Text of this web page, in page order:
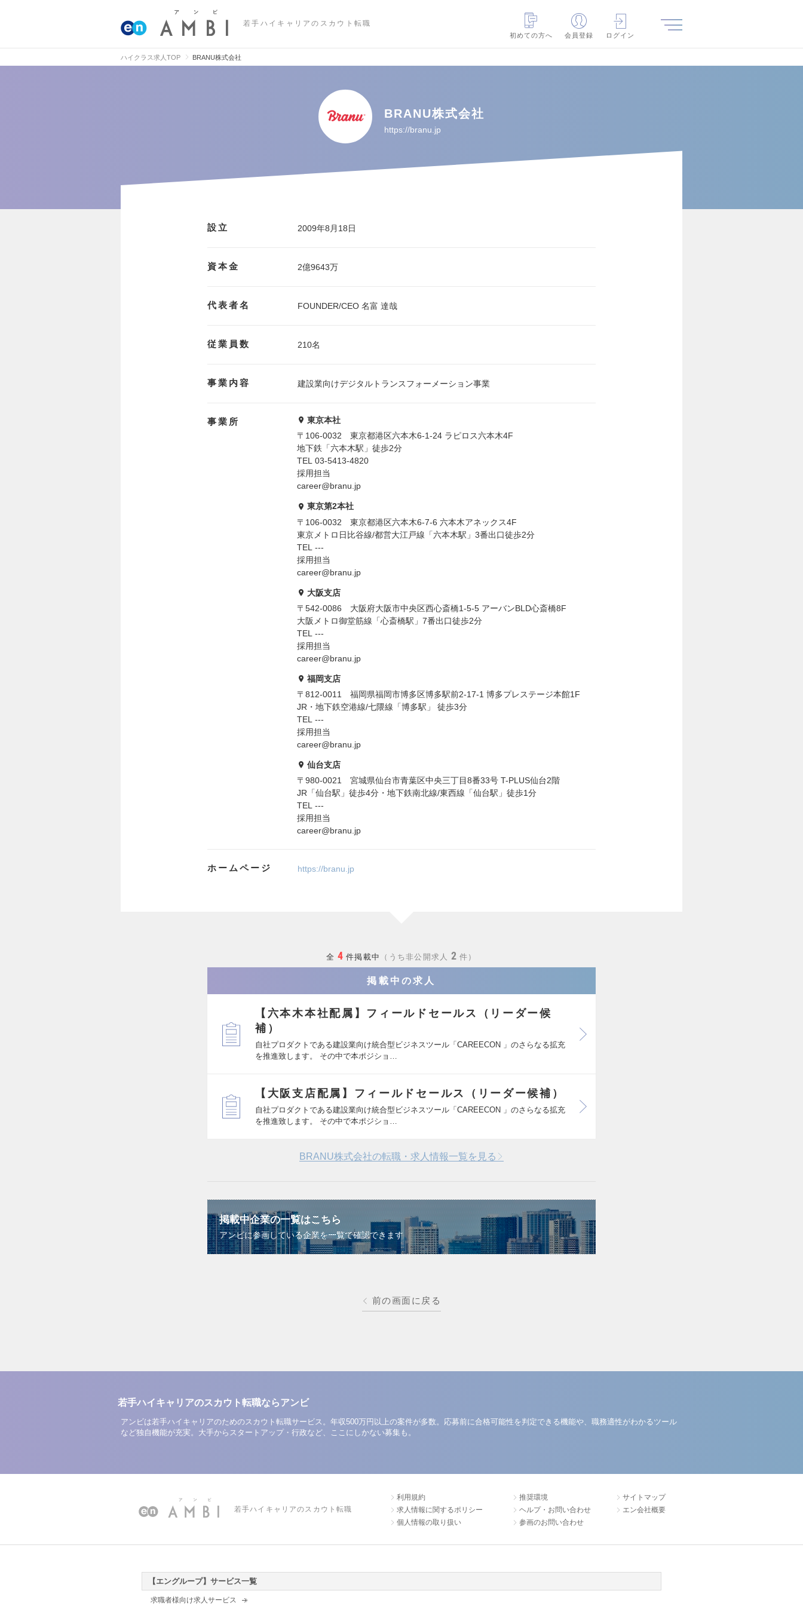
若手ハイキャリアのスカウト転職
初めての方へ
会員登録 ログイン
ハイクラス求人TOP BRANU株式会社
BRANU株式会社
https://branu.jp
設立 2009年8月18日
資本金 2億9643万
代表者名 FOUNDER/CEO 名富 達哉
従業員数 210名
事業内容 建設業向けデジタルトランスフォーメーション事業
事業所
東京本社
〒106-0032 東京都港区六本木6-1-24 ラピロス六本木4F
地下鉄「六本木駅」徒歩2分
TEL 03-5413-4820
採用担当
career@branu.jp
東京第2本社
〒106-0032 東京都港区六本木6-7-6 六本木アネックス4F
東京メトロ日比谷線/都営大江戸線「六本木駅」3番出口徒歩2分
TEL ---
採用担当
career@branu.jp
大阪支店
〒542-0086 大阪府大阪市中央区西心斎橋1-5-5 アーバンBLD心斎橋8F
大阪メトロ御堂筋線「心斎橋駅」7番出口徒歩2分
TEL ---
採用担当
career@branu.jp
福岡支店
〒812-0011 福岡県福岡市博多区博多駅前2-17-1 博多プレステージ本館1F
JR・地下鉄空港線/七隈線「博多駅」 徒歩3分
TEL ---
採用担当
career@branu.jp
仙台支店
〒980-0021 宮城県仙台市青葉区中央三丁目8番33号 T-PLUS仙台2階
JR「仙台駅」徒歩4分・地下鉄南北線/東西線「仙台駅」徒歩1分
TEL ---
採用担当
career@branu.jp
ホームページ https://branu.jp
全 4 件掲載中 うち非公開求人 2 件
掲載中の求人
【六本木本社配属】フィールドセールス（リーダー候
補）
自社プロダクトである建設業向け統合型ビジネスツール「CAREECON 」のさらなる拡充
を推進致します。 その中で本ポジショ…
【大阪支店配属】フィールドセールス（リーダー候補）
自社プロダクトである建設業向け統合型ビジネスツール「CAREECON 」のさらなる拡充
を推進致します。 その中で本ポジショ…
BRANU株式会社の転職・求人情報一覧を見る
掲載中企業の一覧はこちら
アンビに参画している企業を一覧で確認できます
前の画面に戻る
若手ハイキャリアのスカウト転職ならアンビ
アンビは若手ハイキャリアのためのスカウト転職サービス。年収500万円以上の案件が多数。応募前に合格可能性を判定できる機能や、職務適性がわかるツール
など独自機能が充実。大手からスタートアップ・行政など、ここにしかない募集も。
若手ハイキャリアのスカウト転職
利用規約
求人情報に関するポリシー
個人情報の取り扱い
推奨環境
ヘルプ・お問い合わせ
参画のお問い合わせ
サイトマップ
エン会社概要
【エングループ】サービス一覧
求職者様向け求人サービス